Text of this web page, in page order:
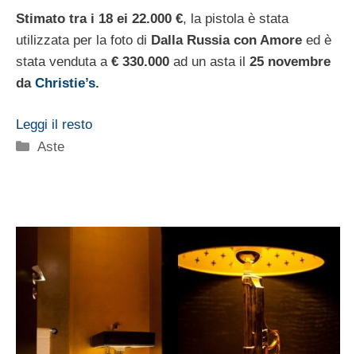
Stimato tra i 18 ei 22.000 €, la pistola è stata
utilizzata per la foto di Dalla Russia con Amore ed è
stata venduta a € 330.000 ad un asta il 25 novembre
da Christie’s.
Leggi il resto
Categorie
Aste